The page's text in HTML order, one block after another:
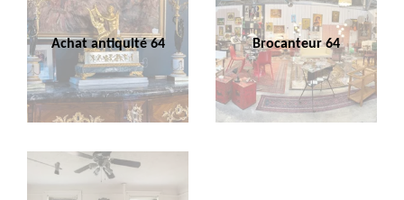
Achat antiquité 64 Brocanteur 64